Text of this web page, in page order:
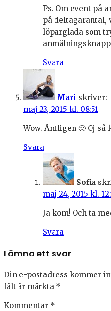
Ps. Om event på
på deltagarantal,
löparglada som
Svara
Mari skriver:
maj 23, 2015 kl. 08:51
Wow. Äntligen 🙂 Oj så
Svara
Sofia
maj 24, 2015 kl.
Ja kom! Och ta
Svara
Lämna ett svar
Din e-postadress kommer
fält är märkta *
Kommentar *